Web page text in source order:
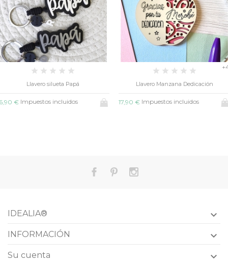
silueta Papá
incluidos
+4
Llavero Manzana Dedicación
17,90 €Impuestos incluidos 19,90 €
IDEALIA® 
INFORMACIÓN 
Su cuenta 